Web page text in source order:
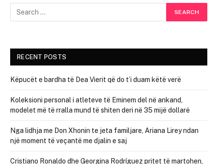
RECENT POSTS
Këpucët e bardha të Dea Vierit që do t’i duam këtë verë
Koleksioni personal i atleteve të Eminem del në ankand,
modelet më të rralla mund të shiten deri në 35 mijë dollarë
Nga lidhja me Don Xhonin te jeta familjare, Ariana Lirey ndan
një moment të veçantë me djalin e saj
Cristiano Ronaldo dhe Georgina Rodríguez pritet të martohen,